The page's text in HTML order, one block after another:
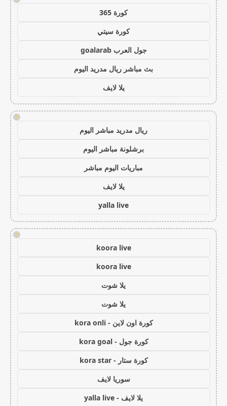
كورة 365
كورة سيتي
جول العرب goalarab
بث مباشر ريال مدريد اليوم
يلا لايف
!
ريال مدريد مباشر اليوم
برشلونة مباشر اليوم
مباريات اليوم مباشر
يلا لايف
yalla live
!
koora live
koora live
يلا شوت
يلا شوت
كورة اون لاين - kora onli
كورة جول - kora goal
كورة ستار - kora star
سوريا لايف
يلا لايف - yalla live